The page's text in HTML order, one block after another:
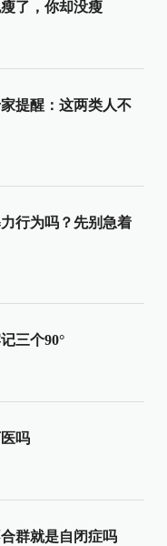
了，你却没瘦
提醒：这两类人不
行为吗？先别急着
三个90°
吗
群就是自闭症吗